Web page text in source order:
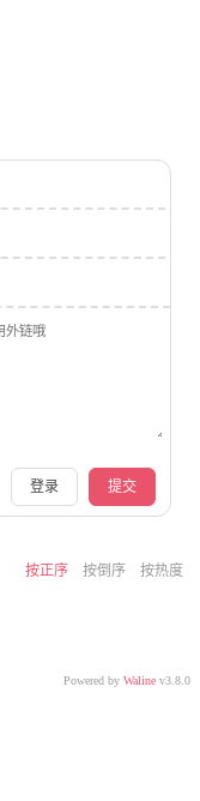
登录 提交
按正序 按倒序 按热度
Powered by Waline v3.8.0